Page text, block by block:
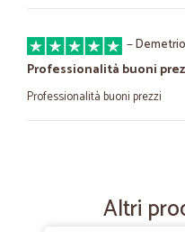
—
Professionalità buoni
Professionalità buoni prezzi
Servizio ottimo e rapido
Altri